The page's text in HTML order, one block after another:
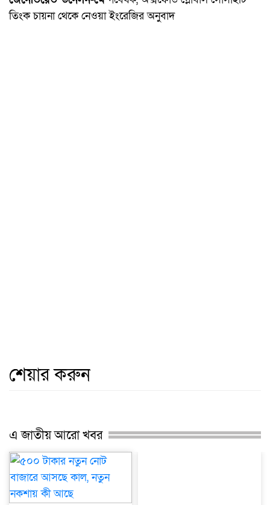
তিংক চায়না থেকে নেওয়া ইংরেজির অনুবাদ
শেয়ার করুন
এ জাতীয় আরো খবর